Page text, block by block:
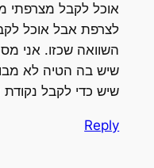
אוכל לקבל מצרפתי
לצרפת אבל אוכל
השוואה שכזו. אני
שיש בה הטיה לא
שיש כדי לקבל נקודת
Reply